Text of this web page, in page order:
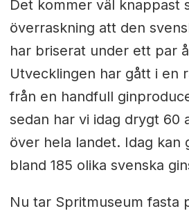
Det kommer väl knappast
överraskning att den
har briserat under ett par
Utvecklingen har gått i en
från en handfull
sedan har vi idag drygt 60
över hela landet. Idag kan
bland 185 olika svenska
Nu tar Spritmuseum fasta